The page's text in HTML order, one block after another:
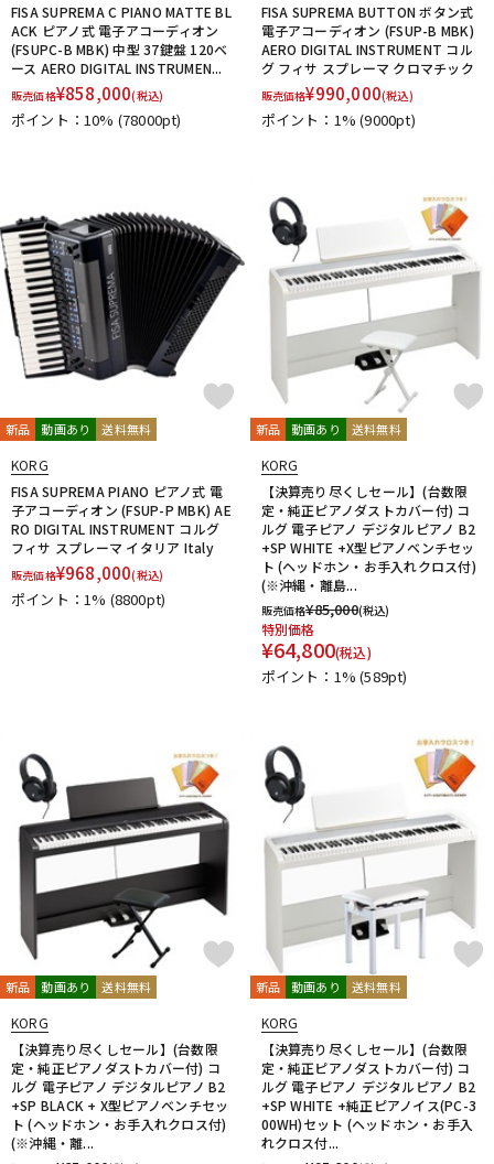
FISA SUPREMA C PIANO MATTE BL
ACK ピアノ式 電子アコーディオン
(FSUPC-B MBK) 中型 37鍵盤 120ベ
ース AERO DIGITAL INSTRUMEN...
販売価格¥858,000(税込)
ポイント：10% (78000pt)
FISA SUPREMA BUTTON ボタン式
電子アコーディオン (FSUP-B MBK)
AERO DIGITAL INSTRUMENT コル
グ フィサ スプレーマ クロマチック
販売価格¥990,000(税込)
ポイント：1%(9000pt)
新品 動画あり 送料無料
KORG
FISA SUPREMA PIANO ピアノ式 電
子アコーディオン (FSUP-P MBK) AE
RO DIGITAL INSTRUMENT コルグ
フィサ スプレーマ イタリア Italy
販売価格¥968,000(税込)
ポイント：1% (8800pt)
新品 動画あり 送料無料
KORG
【決算売り尽くしセール】(台数限
定・純正ピアノダストカバー付) コ
ルグ 電子ピアノ デジタルピアノ B2
+SP WHITE +X型ピアノベンチセッ
ト (ヘッドホン・お手入れクロス付)
(※沖縄・離島...
販売価格¥85,000(税込)
特別価格
¥64,800(税込)
ポイント：1%(589pt)
新品 動画あり 送料無料
KORG
【決算売り尽くしセール】(台数限
定・純正ピアノダストカバー付) コ
ルグ 電子ピアノ デジタルピアノ B2
+SP BLACK + X型ピアノベンチセッ
ト (ヘッドホン・お手入れクロス付)
(※沖縄・離...
新品 動画あり 送料無料
KORG
【決算売り尽くしセール】(台数限
定・純正ピアノダストカバー付) コ
ルグ 電子ピアノ デジタルピアノ B2
+SP WHITE +純正ピアノイス(PC-3
00WH)セット (ヘッドホン・お手入
れクロス付...